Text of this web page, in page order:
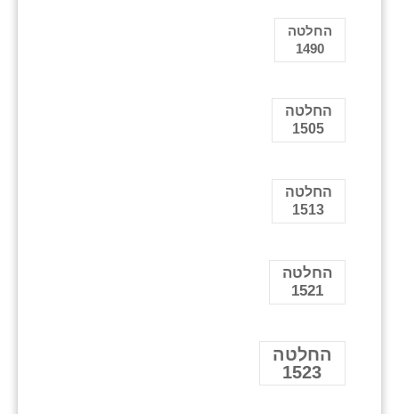
החלטה
1490
החלטה
1505
החלטה
1513
החלטה
1521
החלטה
1523